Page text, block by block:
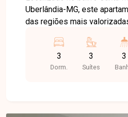
Uberlândia-MG, este
das regiões mais
principais vias e
supermercados, escolas,
e diversos comércios e
3
Dorm.
3
Suítes
3